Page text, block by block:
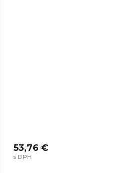
53,76 €
s DPH